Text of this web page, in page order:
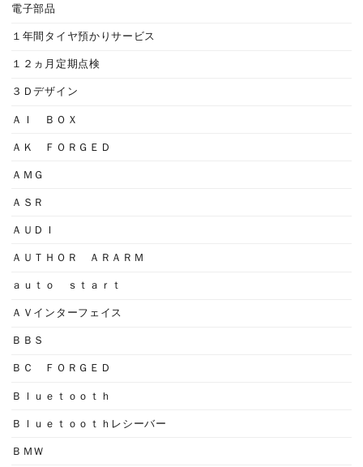
電子部品
１年間タイヤ預かりサービス
１２ヵ月定期点検
３Ｄデザイン
ＡＩ ＢＯＸ
ＡＫ ＦＯＲＧＥＤ
ＡＭＧ
ＡＳＲ
ＡＵＤＩ
ＡＵＴＨＯＲ ＡＲＡＲＭ
ａｕｔｏ ｓｔａｒｔ
ＡＶインターフェイス
ＢＢＳ
ＢＣ ＦＯＲＧＥＤ
Ｂｌｕｅｔｏｏｔｈ
Ｂｌｕｅｔｏｏｔｈレシーバー
ＢＭＷ